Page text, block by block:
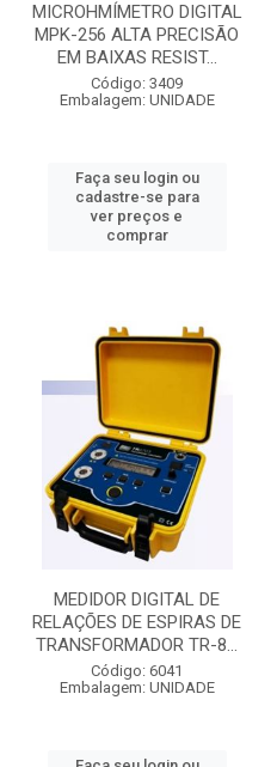
MICROHMÍMETRO DIGITAL
MPK-256 ALTA PRECISÃO
EM BAIXAS RESIST...
Código: 3409
Embalagem: UNIDADE
Faça seu login ou
cadastre-se para
ver preços e
comprar
MEDIDOR DIGITAL DE
RELAÇÕES DE ESPIRAS DE
TRANSFORMADOR TR-8...
Código: 6041
Embalagem: UNIDADE